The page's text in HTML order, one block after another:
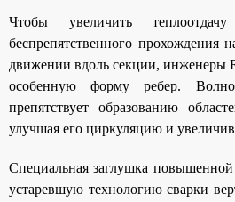
Чтобы увеличить
беспрепятственного прохождения
движении вдоль секции, инженеры
особенную форму ребер.
препятствует образованию
улучшая его циркуляцию и
Специальная заглушка
устаревшую технологию сварки